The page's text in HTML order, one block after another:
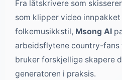
Fra låtskrivere som
som klipper video
folkemusikkstil, Msong AI
arbeidsflytene country-fans
bruker forskjellige skapere
generatoren i praksis.